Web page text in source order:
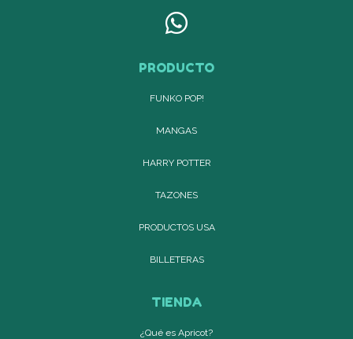
PRODUCTO
FUNKO POP!
MANGAS
HARRY POTTER
TAZONES
PRODUCTOS USA
BILLETERAS
TIENDA
¿Qué es Apricot?